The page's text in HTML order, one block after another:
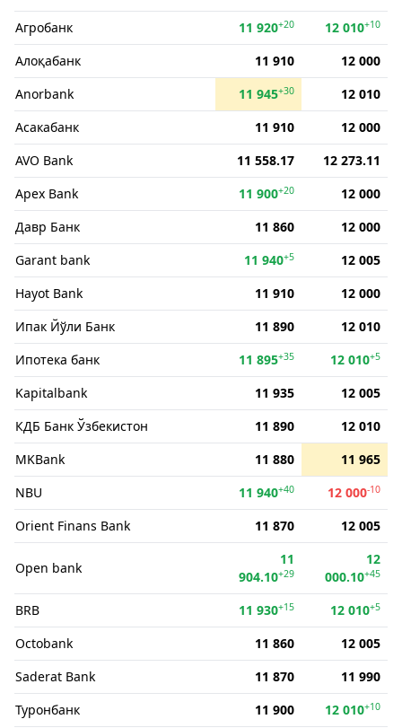
Агробанк
11 920+20 12 010+10
Алоқабанк 11 910
12 000
Anorbank
11 945+30
12 010
Асакабанк
11 910
12 000
AVO Bank
11 558.17
12 273.11
Apex Bank
11 900+20
12 000
Давр Банк
11 860
12 000
Garant bank
11 940+5
12 005
Hayot Bank
11 910
12 000
Ипак Йўли Банк
11 890
12 010
Ипотека банк
11 895+35 12 010+5
Kapitalbank 11 935
12 005
КДБ Банк Ўзбекистон
11 890
12 010
MKBank
11 880
11 965
NBU
11 940+40 12 000-10
Orient Finans Bank 11 870 12 005
Open bank
11
904.10+29
12
000.10+45
BRB 11 930+15 12 010+5
Octobank 11 860
12 005
Saderat Bank
11 870
11 990
Туронбанк
11 900 12 010+10